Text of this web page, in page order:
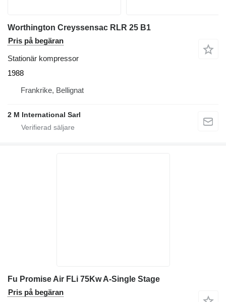
Worthington Creyssensac RLR 25 B1
Pris på begäran
Stationär kompressor
1988
Frankrike, Bellignat
2 M International Sarl
Fu Promise Air FLi 75Kw A-Single Stage
Pris på begäran